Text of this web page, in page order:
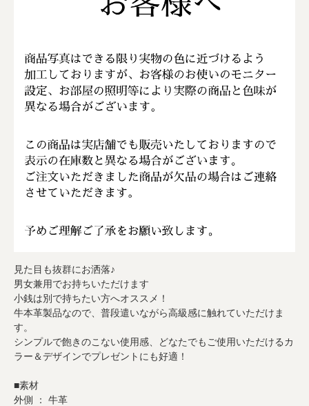
見た目も抜群にお洒落♪
男女兼用でお持ちいただけます
小銭は別で持ちたい方へオススメ！
牛本革製品なので、普段遣いながら高級感に触れていただけま
す。
シンプルで飽きのこない使用感、どなたでもご使用いただけるカ
ラー＆デザインでプレゼントにも好適！
■素材
外側 ： 牛革